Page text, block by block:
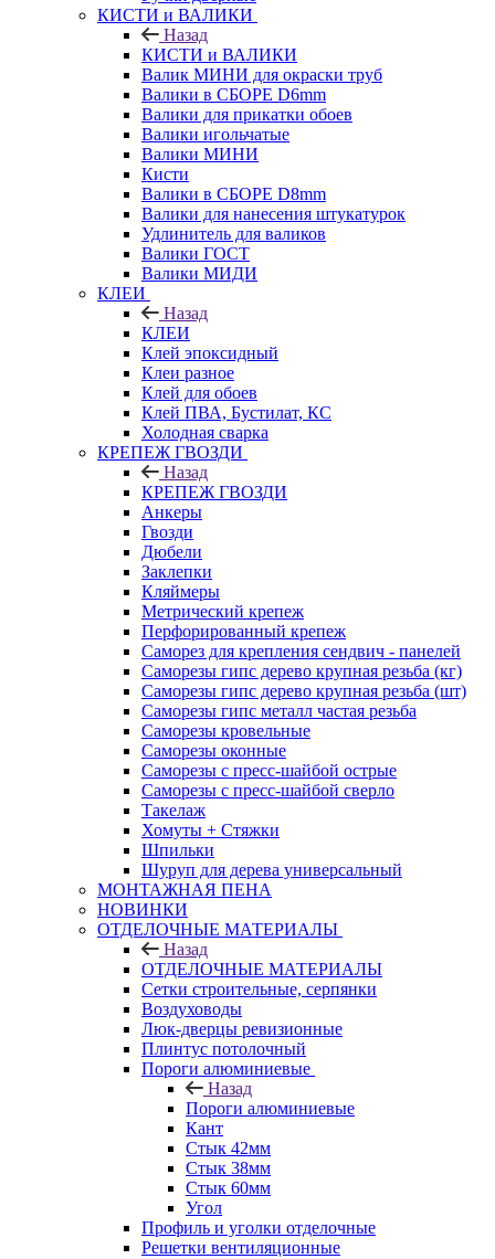
КИСТИ и ВАЛИКИ
Назад
КИСТИ и ВАЛИКИ
Валик МИНИ для окраски труб
Валики в СБОРЕ D6mm
Валики для прикатки обоев
Валики игольчатые
Валики МИНИ
Кисти
Валики в СБОРЕ D8mm
Валики для нанесения штукатурок
Удлинитель для валиков
Валики ГОСТ
Валики МИДИ
КЛЕИ
Назад
КЛЕИ
Клей эпоксидный
Клеи разное
Клей для обоев
Клей ПВА, Бустилат, КС
Холодная сварка
КРЕПЕЖ ГВОЗДИ
Назад
КРЕПЕЖ ГВОЗДИ
Анкеры
Гвозди
Дюбели
Заклепки
Кляймеры
Метрический крепеж
Перфорированный крепеж
Саморез для крепления сендвич - панелей
Саморезы гипс дерево крупная резьба (кг)
Саморезы гипс дерево крупная резьба (шт)
Саморезы гипс металл частая резьба
Саморезы кровельные
Саморезы оконные
Саморезы с пресс-шайбой острые
Саморезы с пресс-шайбой сверло
Такелаж
Хомуты + Стяжки
Шпильки
Шуруп для дерева универсальный
МОНТАЖНАЯ ПЕНА
НОВИНКИ
ОТДЕЛОЧНЫЕ МАТЕРИАЛЫ
Назад
ОТДЕЛОЧНЫЕ МАТЕРИАЛЫ
Сетки строительные, серпянки
Воздуховоды
Люк-дверцы ревизионные
Плинтус потолочный
Пороги алюминиевые
Назад
Пороги алюминиевые
Кант
Стык 42мм
Стык 38мм
Стык 60мм
Угол
Профиль и уголки отделочные
Решетки вентиляционные